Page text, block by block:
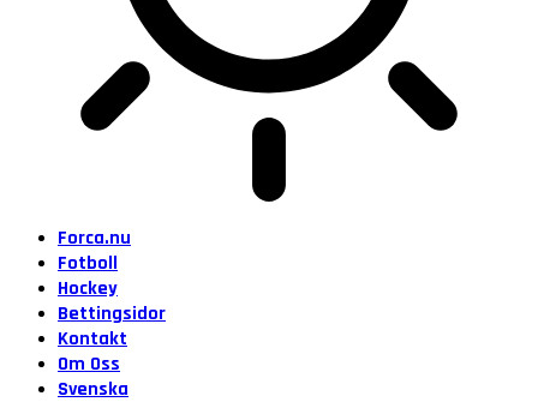
Forca.nu
Fotboll
Hockey
Bettingsidor
Kontakt
Om Oss
Svenska